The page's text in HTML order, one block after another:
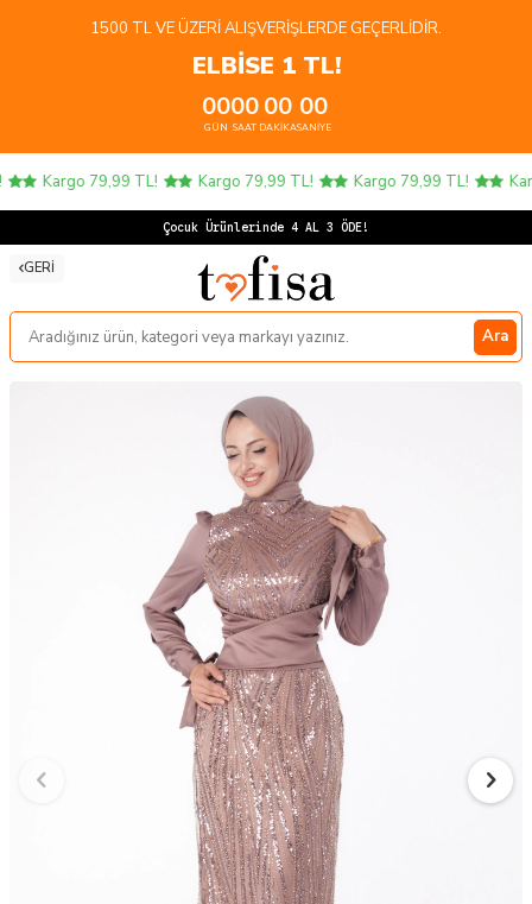
1500 TL VE ÜZERI ALIŞVERIŞLERDE GEÇERLIDIR.
ELBİSE 1 TL!
00
GÜN
00
SAAT
00
DAKIKA
00
SANIYE
Kargo 79,99 TL! Kargo 79,99 TL! Kargo 79,99 TL!
Çocuk Ürünlerinde 4 AL 3 ÖDE!
GERI
Ara